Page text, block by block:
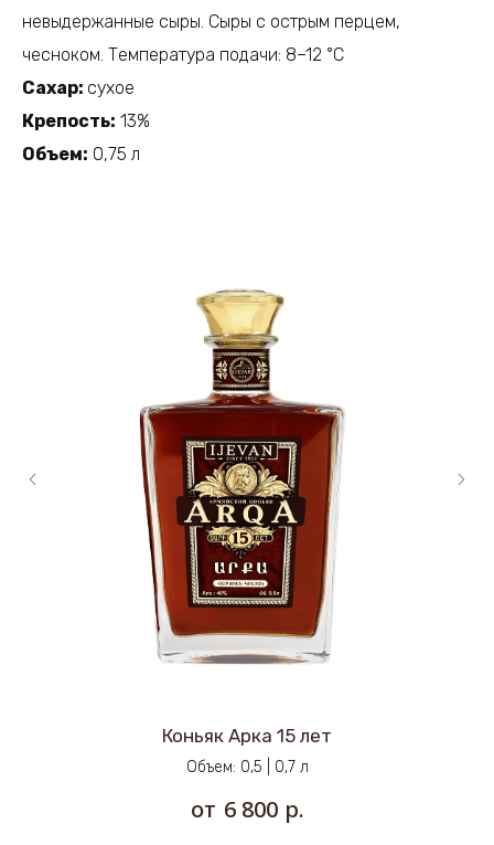
невыдержанные сыры. Сыры с острым перцем,
чесноком. Температура подачи: 8–12 °C
Сахар: сухое
Крепость: 13%​ ​
Объем: 0,75 л
Коньяк Арка 15 лет
Объем: 0,5 | 0,7 л
6 800 р.